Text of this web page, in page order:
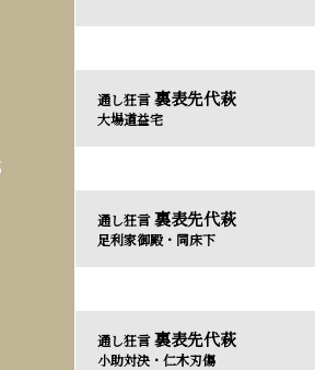
通し狂言裏表先代萩
大場道益宅
通し狂言裏表先代萩
足利家御殿・同床下
通し狂言裏表先代萩
小助対決・仁木刃傷